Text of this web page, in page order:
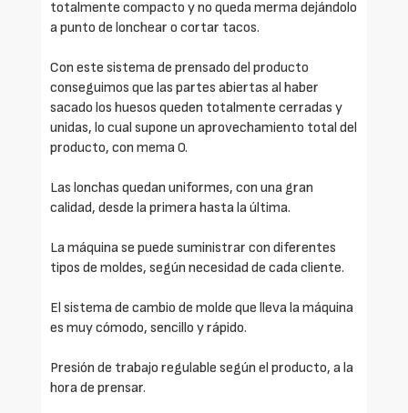
totalmente compacto y no queda merma dejándolo
a punto de lonchear o cortar tacos.
Con este sistema de prensado del producto
conseguimos que las partes abiertas al haber
sacado los huesos queden totalmente cerradas y
unidas, lo cual supone un aprovechamiento total del
producto, con mema 0.
Las lonchas quedan uniformes, con una gran
calidad, desde la primera hasta la última.
La máquina se puede suministrar con diferentes
tipos de moldes, según necesidad de cada cliente.
El sistema de cambio de molde que lleva la máquina
es muy cómodo, sencillo y rápido.
Presión de trabajo regulable según el producto, a la
hora de prensar.